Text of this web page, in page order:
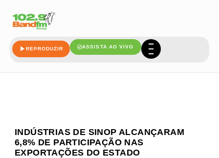
REPRODUZIR ASSISTA AO VIVO
INDÚSTRIAS DE SINOP ALCANÇARAM
6,8% DE PARTICIPAÇÃO NAS
EXPORTAÇÕES DO ESTADO